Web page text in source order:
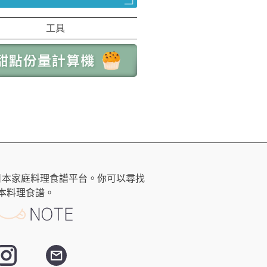
工具
家庭料理食譜平台。你可以尋找
料理食譜。